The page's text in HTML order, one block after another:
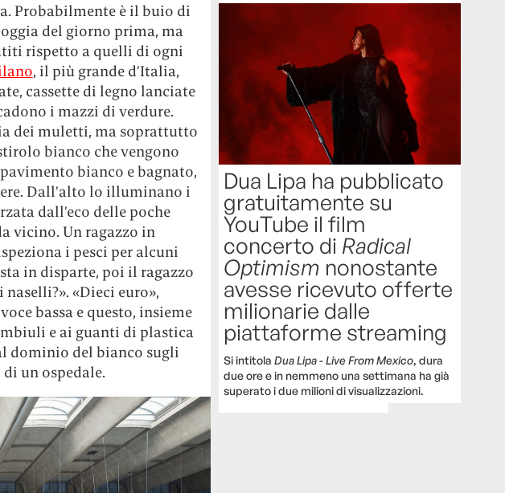
Probabilmente è il buio di
del giorno prima, ma
rispetto a quelli di ogni
, il più grande d’Italia,
cassette di legno lanciate
i mazzi di verdure.
dei muletti, ma soprattutto
bianco che vengono
bianco e bagnato,
Dall’alto lo illuminano i
dall’eco delle poche
vicino. Un ragazzo in
i pesci per alcuni
in disparte, poi il ragazzo
«Dieci euro»,
bassa e questo, insieme
e ai guanti di plastica
dominio del bianco sugli
un ospedale.
Dua Lipa ha pubblicato
gratuitamente su
YouTube il film
concerto di Radical
Optimism nonostante
avesse ricevuto offerte
milionarie dalle
piattaforme streaming
Si intitolaDua Lipa - Live From Mexico, dura
due ore e in nemmeno una settimana ha già
superato i due milioni di visualizzazioni.